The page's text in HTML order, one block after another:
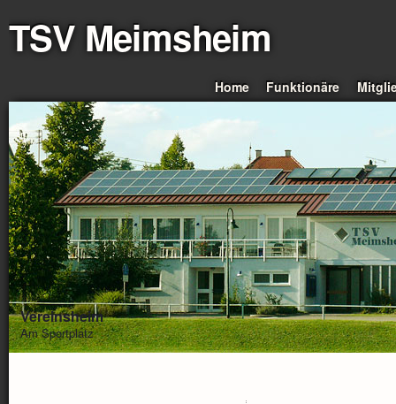
TSV Meimsheim
Home Funktionäre
Vereinsheim
Am Sportplatz